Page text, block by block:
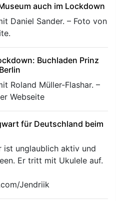
auch im Lockdown
Daniel Sander. – Foto von
Buchladen Prinz
Roland Müller-Flashar. –
Webseite
für Deutschland beim
ist unglaublich aktiv und
Er tritt mit Ukulele auf.
Jendriik